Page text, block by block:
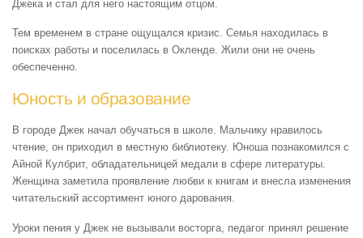
Джека и стал для него настоящим отцом.
Тем временем в стране ощущался кризис. Семья находилась в
поисках работы и поселилась в Окленде. Жили они не очень
обеспеченно.
Юность и образование
В городе Джек начал обучаться в школе. Мальчику нравилось
чтение, он приходил в местную библиотеку. Юноша познакомился с
Айной Кулбрит, обладательницей медали в сфере литературы.
Женщина заметила проявление любви к книгам и внесла изменения
читательский ассортимент юного дарования.
Уроки пения у Джек не вызывали восторга, педагог принял решение